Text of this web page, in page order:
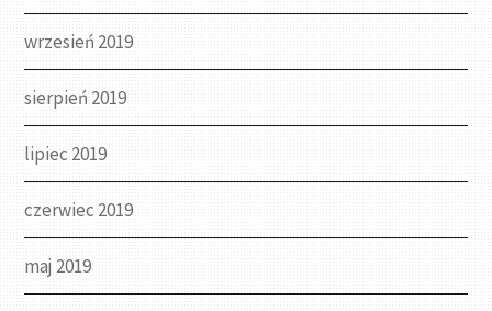
wrzesień 2019
sierpień 2019
lipiec 2019
czerwiec 2019
maj 2019